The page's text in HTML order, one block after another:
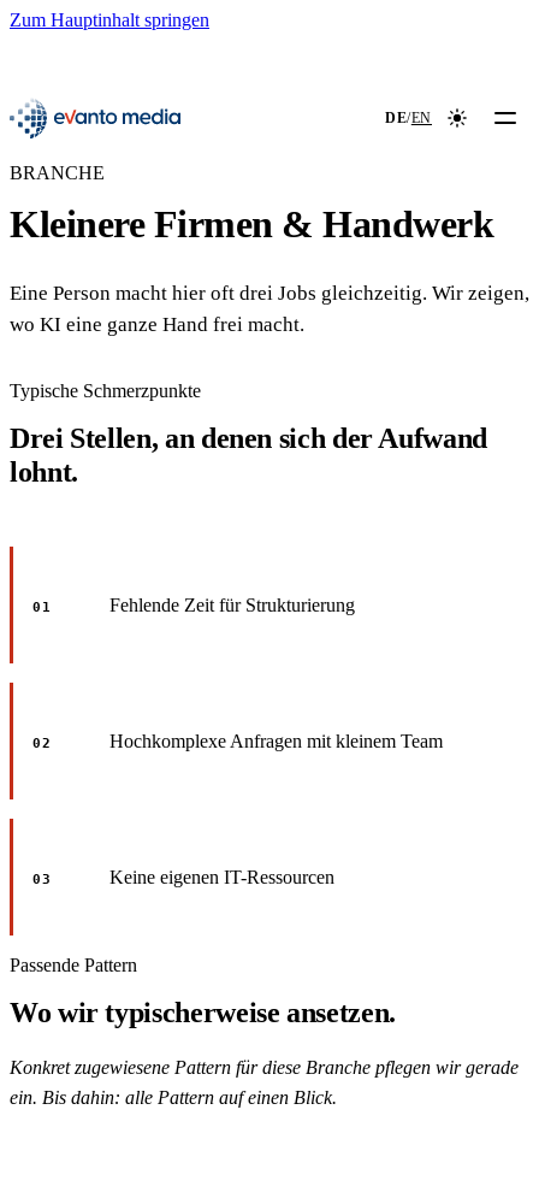
Zum Hauptinhalt springen
evanto media DE/EN Farbmodus
BRANCHE
Kleinere Firmen & Handwerk
Eine Person macht hier oft drei Jobs gleichzeitig. Wir zeigen,
wo KI eine ganze Hand frei macht.
Typische Schmerzpunkte
Drei Stellen, an denen sich der Aufwand
lohnt.
01 Fehlende Zeit für Strukturierung
02 Hochkomplexe Anfragen mit kleinem Team
03 Keine eigenen IT-Ressourcen
Passende Pattern
Wo wir typischerweise ansetzen.
Konkret zugewiesene Pattern für diese Branche pflegen wir gerade
ein. Bis dahin: alle Pattern auf einen Blick.